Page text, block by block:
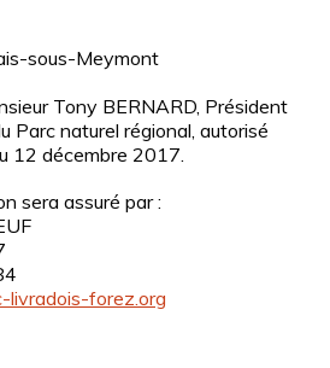
sous-Meymont
Tony BERNARD, Président
Parc naturel régional, autorisé
12 décembre 2017.
sera assuré par :
livradois-forez.org